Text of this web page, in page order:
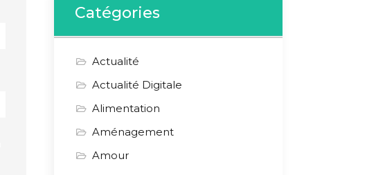
Catégories
Actualité
Actualité Digitale
Alimentation
Aménagement
Amour